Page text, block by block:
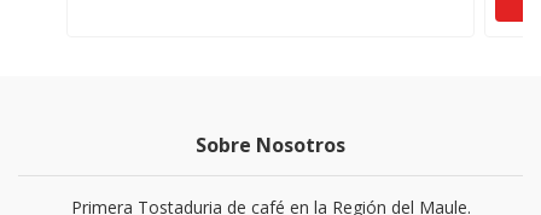
Sobre Nosotros
Primera Tostaduria de café en la Región del Maule.